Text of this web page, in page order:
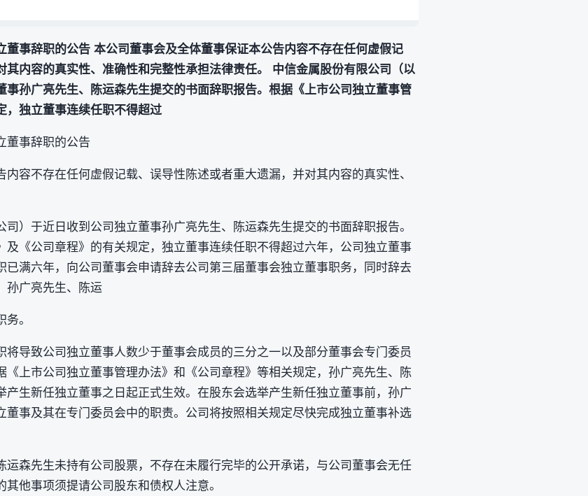
董事辞职的公告 本公司董事会及全体董事保证本公告内容不存在任何虚假记
其内容的真实性、准确性和完整性承担法律责任。 中信金属股份有限公司（以
事孙广亮先生、陈运森先生提交的书面辞职报告。根据《上市公司独立董事管
，独立董事连续任职不得超过
董事辞职的公告
容不存在任何虚假记载、误导性陈述或者重大遗漏，并对其内容的真实性、
）于近日收到公司独立董事孙广亮先生、陈运森先生提交的书面辞职报告。
及《公司章程》的有关规定，独立董事连续任职不得超过六年，公司独立董事
已满六年，向公司董事会申请辞去公司第三届董事会独立董事职务，同时辞去
孙广亮先生、陈运
。
将导致公司独立董事人数少于董事会成员的三分之一以及部分董事会专门委员
《上市公司独立董事管理办法》和《公司章程》等相关规定，孙广亮先生、陈
产生新任独立董事之日起正式生效。在股东会选举产生新任独立董事前，孙广
董事及其在专门委员会中的职责。公司将按照相关规定尽快完成独立董事补选
运森先生未持有公司股票，不存在未履行完毕的公开承诺，与公司董事会无任
他事项须提请公司股东和债权人注意。